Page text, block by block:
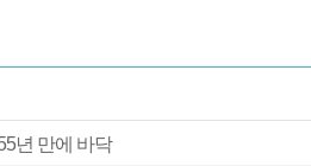
년 만에 바닥